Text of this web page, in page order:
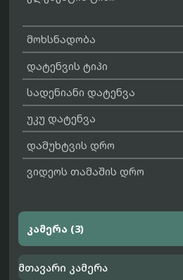
მოხსნადობა
დატენვის ტიპი
სადენიანი დატენვა
უკუ დატენვა
დამუხტვის დრო
ვიდეოს თამაშის დრო
კამერა (3)
მთავარი კამერა